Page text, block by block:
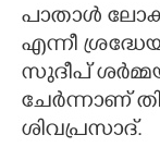
പാതാൾ
എന്നീ
സുദീപ്
ചേർന്നാണ്
ശിവപ്രസാദ്.